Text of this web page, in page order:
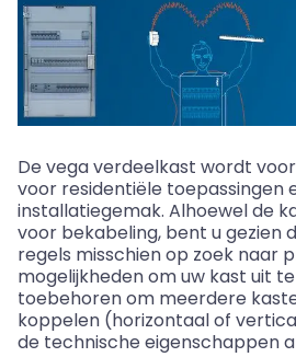
De vegaverdeelkast wordt
voor residentiële toepassingen
installatiegemak. Alhoewel de
voor bekabeling, bent u gezien
regels misschien op zoek naar
mogelijkheden om uw kast uit
toebehoren om meerdere
koppelen (horizontaal of
de technische eigenschappen